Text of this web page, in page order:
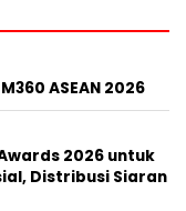
ASEAN 2026
2026 untuk
Distribusi Siaran